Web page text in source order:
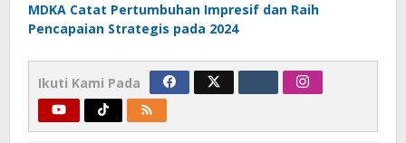
MDKA Catat Pertumbuhan Impresif dan Raih
Pencapaian Strategis pada 2024
Ikuti Kami Pada